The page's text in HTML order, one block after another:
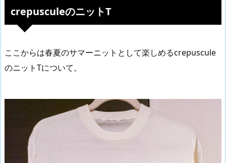
crepusculeのニットT
ここからは春夏のサマーニットとして楽しめるcrepuscule
のニットTについて。